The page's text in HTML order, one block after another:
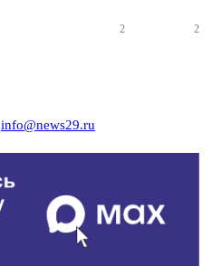
2 2
info@news29.ru